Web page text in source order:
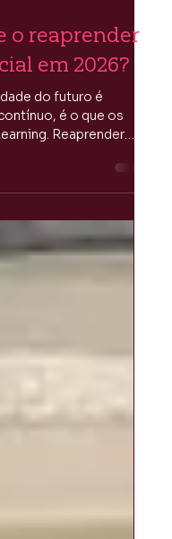
reaprender
em 2026?
do futuro é
é o que os
Reaprender